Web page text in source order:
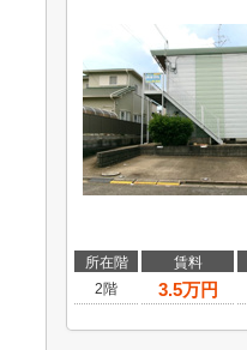
所在階 賃料
2階
3.5万円